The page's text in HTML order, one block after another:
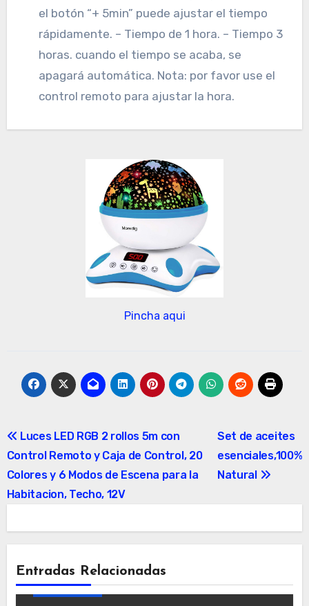
el botón “+ 5min” puede ajustar el tiempo
rápidamente. – Tiempo de 1 hora. – Tiempo 3
horas. cuando el tiempo se acaba, se
apagará automática. Nota: por favor use el
control remoto para ajustar la hora.
Pincha aqui
Navegación
de
entradas
Luces LED RGB 2 rollos 5m con
Control Remoto y Caja de Control, 20
Colores y 6 Modos de Escena para la
Habitacion, Techo, 12V
Set de aceites
esenciales,100%
Natural
Entradas Relacionadas
Decoración